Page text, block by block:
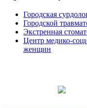
Городская
Городской
Экстренная
Центр медико-
женщин